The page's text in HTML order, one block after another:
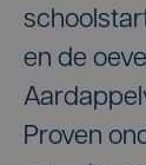
en de
Proven